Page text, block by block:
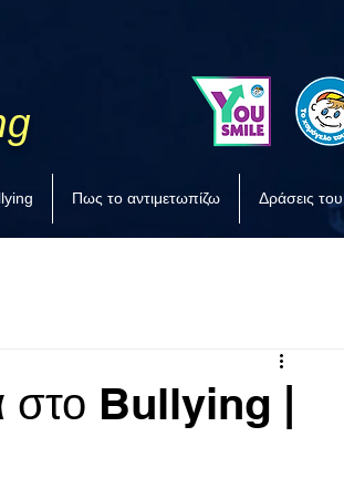
Πως το αντιμετωπίζω Δράσεις
στο Bullying |